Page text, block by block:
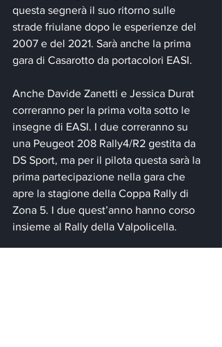
questa segnerà il suo ritorno sulle
strade friulane dopo le esperienze del
2007 e del 2021. Sarà anche la prima
gara di Casarotto da portacolori EASI.
Anche Davide Zanetti e Jessica Durat
correranno per la prima volta sotto le
insegne di EASI. I due correranno su
una Peugeot 208 Rally4/R2 gestita da
DS Sport, ma per il pilota questa sarà la
prima partecipazione nella gara che
apre la stagione della Coppa Rally di
Zona 5. I due quest’anno hanno corso
insieme al Rally della Valpolicella.